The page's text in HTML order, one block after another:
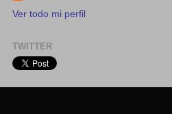
Ver todo mi perfil
TWITTER